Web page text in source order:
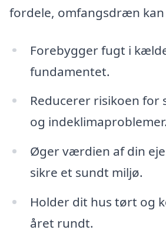
fordele, omfangsdræn kan
Forebygger fugt i
fundamentet.
Reducerer risikoen for
og indeklimaproblemer.
Øger værdien af din
sikre et sundt miljø.
Holder dit hus tørt og
året rundt.